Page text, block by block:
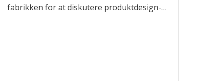
fabrikken for at diskutere produktdesign-